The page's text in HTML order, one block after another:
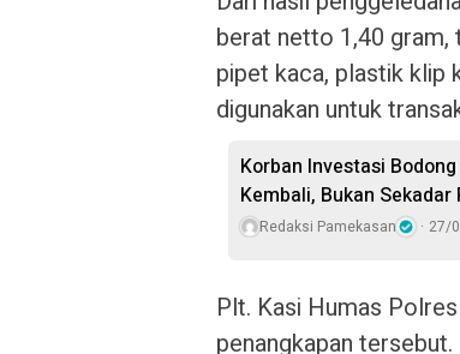
berat netto 1,40 gram,
pipet kaca, plastik klip
digunakan untuk
Korban Investasi
Kembali, Bukan Sekadar
Redaksi Pamekasan 27/
Plt. Kasi Humas
penangkapan